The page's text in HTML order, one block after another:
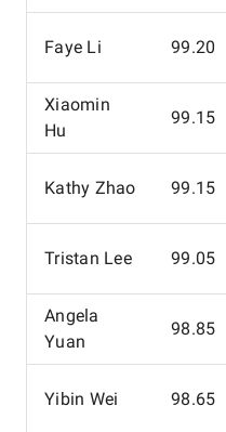
Faye Li 99.20
Xiaomin
Hu
99.15
Kathy Zhao 99.15
Tristan Lee 99.05
Angela
Yuan
98.85
Yibin Wei 98.65